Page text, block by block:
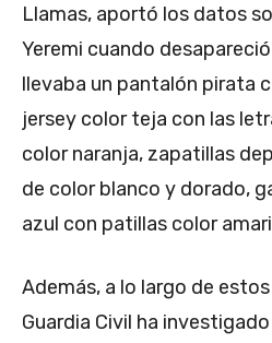
Llamas, aportó los datos
Yeremi cuando
llevaba un pantalón pirata
jersey color teja con las
color naranja, zapatillas
de color blanco y dorado,
azul con patillas color
Además, a lo largo de
Guardia Civil ha